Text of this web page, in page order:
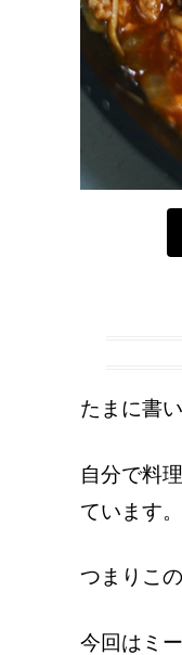
たまに書
自分で料
ています。
つまりこ
今回はミ